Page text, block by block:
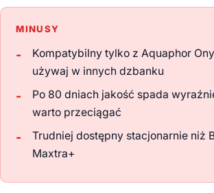
MINUSY
Kompatybilny tylko z Aquaphor
używaj w innych dzbanku
Po 80 dniach jakość spada
warto przeciągać
Trudniej dostępny stacjonarnie niż
Maxtra+